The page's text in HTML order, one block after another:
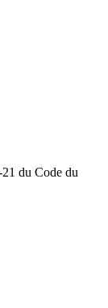
du Code du